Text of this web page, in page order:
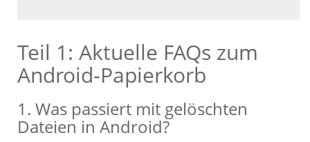
Teil 1: Aktuelle FAQs zum
Android-Papierkorb
1. Was passiert mit gelöschten
Dateien in Android?